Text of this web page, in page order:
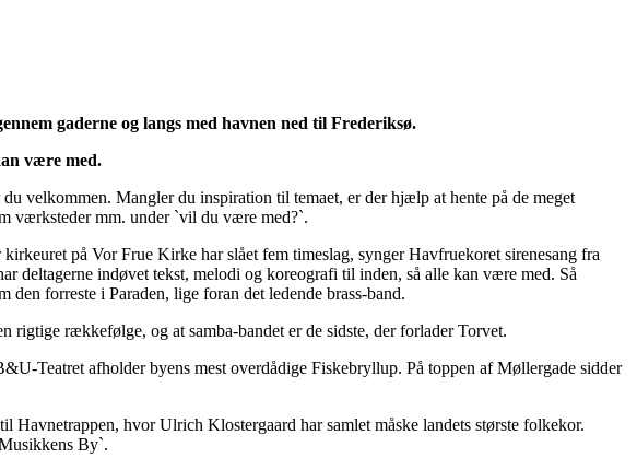
gaderne og langs med havnen ned til Frederiksø.
være med.
velkommen. Mangler du inspiration til temaet, er der hjælp at hente på de meget
værksteder mm. under `vil du være med?`.
på Vor Frue Kirke har slået fem timeslag, synger Havfruekoret sirenesang fra
deltagerne indøvet tekst, melodi og koreografi til inden, så alle kan være med. Så
forreste i Paraden, lige foran det ledende brass-band.
rigtige rækkefølge, og at samba-bandet er de sidste, der forlader Torvet.
Teatret afholder byens mest overdådige Fiskebryllup. På toppen af Møllergade sidder
hvor Ulrich Klostergaard har samlet måske landets største folkekor.
By`.